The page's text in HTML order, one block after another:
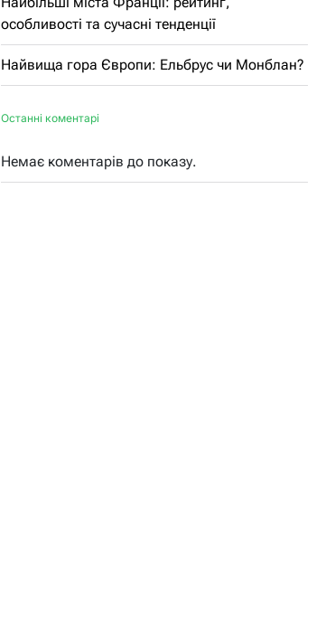
особливості та сучасні тенденції
Найвища гора Європи: Ельбрус чи Монблан?
Останні коментарі
Немає коментарів до показу.